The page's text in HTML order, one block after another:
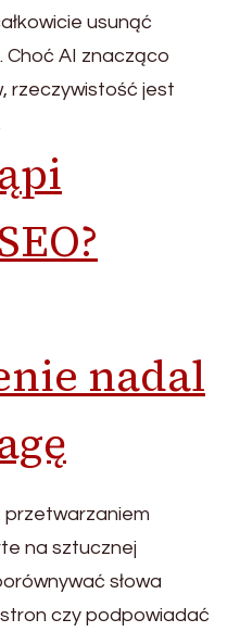
usunąć
Choć AI znacząco
rzeczywistość jest
nadal
przetwarzaniem
na sztucznej
słowa
czy podpowiadać